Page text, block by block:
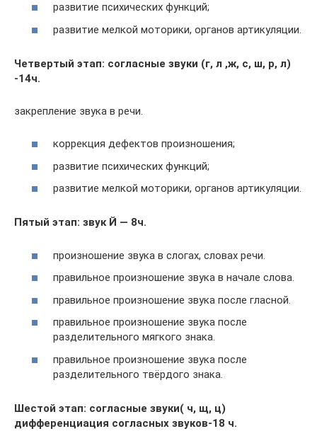
развитие психических функций;
развитие мелкой моторики, органов артикуляции.
Четвертый этап: согласные звуки (г, л ,ж, с, ш, р, л)
-14ч.
закрепление звука в речи.
коррекция дефектов произношения;
развитие психических функций;
развитие мелкой моторики, органов артикуляции.
Пятый этап: звук Й — 8ч.
произношение звука в слогах, словах речи.
правильное произношение звука в начале слова.
правильное произношение звука после гласной.
правильное произношение звука после
разделительного мягкого знака.
правильное произношение звука после
разделительного твёрдого знака.
Шестой этап: согласные звуки( ч, щ, ц)
дифференциация согласных звуков-18 ч.